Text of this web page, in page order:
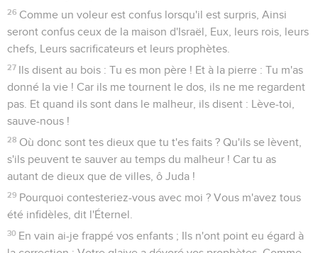
26 Comme un voleur est confus lorsqu'il est surpris, Ainsi
seront confus ceux de la maison d'Israël, Eux, leurs rois, leurs
chefs, Leurs sacrificateurs et leurs prophètes.
27 Ils disent au bois : Tu es mon père ! Et à la pierre : Tu m'as
donné la vie ! Car ils me tournent le dos, ils ne me regardent
pas. Et quand ils sont dans le malheur, ils disent : Lève-toi,
sauve-nous !
28 Où donc sont tes dieux que tu t'es faits ? Qu'ils se lèvent,
s'ils peuvent te sauver au temps du malheur ! Car tu as
autant de dieux que de villes, ô Juda !
29 Pourquoi contesteriez-vous avec moi ? Vous m'avez tous
été infidèles, dit l'Éternel.
30 En vain ai-je frappé vos enfants ; Ils n'ont point eu égard à